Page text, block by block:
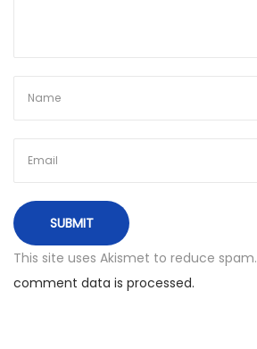
e
This site uses Akismet to reduce spam.
comment data is processed.